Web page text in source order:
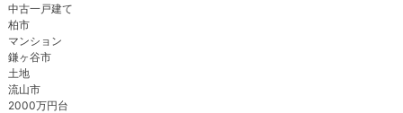
中古一戸建て
柏市
マンション
鎌ヶ谷市
土地
流山市
2000万円台